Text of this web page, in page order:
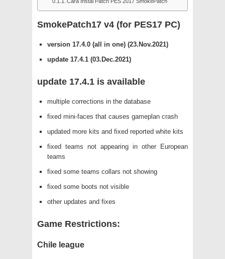
SmokePatch17 v4 (for PES17 PC)
version 17.4.0 (all in one) (23.Nov.2021)
update 17.4.1 (03.Dec.2021)
update 17.4.1 is available
multiple corrections in the database
fixed mini-faces that causes gameplan crash
updated more kits and fixed reported white kits
fixed teams not appearing in other European
teams
fixed some teams collars not showing
fixed some boots not visible
other updates and fixes
Game Restrictions:
Chile league